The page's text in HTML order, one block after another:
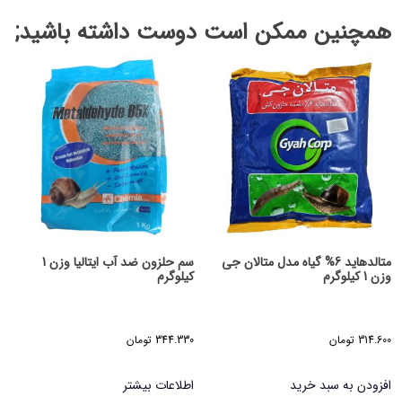
همچنین ممکن است دوست داشته باشید;
متالدهاید 6% گیاه مدل متالان جی
وزن 1 کیلوگرم
314.600 تومان
افزودن به سبد خرید
سم حلزون ضد آب ایتالیا وزن 1
کیلوگرم
344.330 تومان
اطلاعات بیشتر